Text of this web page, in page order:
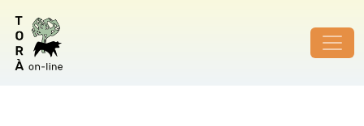
ID de foto no vàlid